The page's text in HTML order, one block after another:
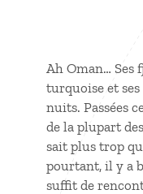
Ah Oman… Ses
turquoise et
nuits. Passées
de la plupart
sait plus trop
pourtant, il y a
suffit de